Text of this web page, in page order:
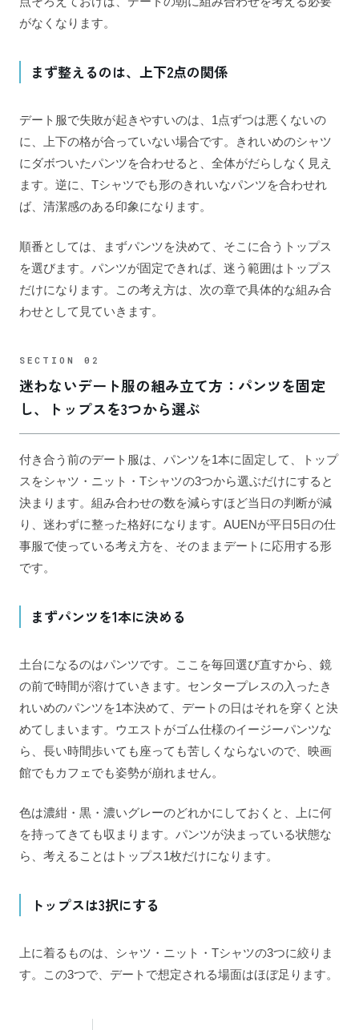
がなくなります。
まず整えるのは、上下2点の関係
デート服で失敗が起きやすいのは、1点ずつは悪くないの
に、上下の格が合っていない場合です。きれいめのシャツ
にダボついたパンツを合わせると、全体がだらしなく見え
ます。逆に、Tシャツでも形のきれいなパンツを合わせれ
ば、清潔感のある印象になります。
順番としては、まずパンツを決めて、そこに合うトップス
を選びます。パンツが固定できれば、迷う範囲はトップス
だけになります。この考え方は、次の章で具体的な組み合
わせとして見ていきます。
迷わないデート服の組み立て方：パンツを固定
し、トップスを3つから選ぶ
付き合う前のデート服は、パンツを1本に固定して、トップ
スをシャツ・ニット・Tシャツの3つから選ぶだけにすると
決まります。組み合わせの数を減らすほど当日の判断が減
り、迷わずに整った格好になります。AUENが平日5日の仕
事服で使っている考え方を、そのままデートに応用する形
です。
まずパンツを1本に決める
土台になるのはパンツです。ここを毎回選び直すから、鏡
の前で時間が溶けていきます。センタープレスの入ったき
れいめのパンツを1本決めて、デートの日はそれを穿くと決
めてしまいます。ウエストがゴム仕様のイージーパンツな
ら、長い時間歩いても座っても苦しくならないので、映画
館でもカフェでも姿勢が崩れません。
色は濃紺・黒・濃いグレーのどれかにしておくと、上に何
を持ってきても収まります。パンツが決まっている状態な
ら、考えることはトップス1枚だけになります。
トップスは3択にする
上に着るものは、シャツ・ニット・Tシャツの3つに絞りま
す。この3つで、デートで想定される場面はほぼ足ります。